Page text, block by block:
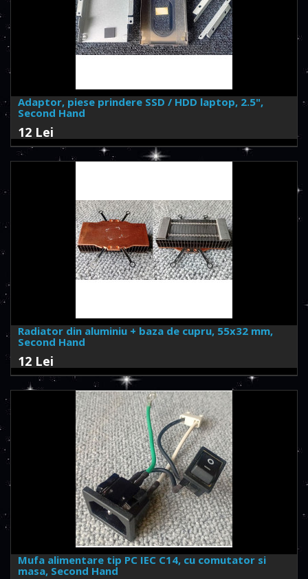
Adaptor, piese prindere SSD / HDD laptop, 2.5",
Second Hand
12 Lei
Radiator din aluminiu + baza de cupru, 55x32 mm,
Second Hand
12 Lei
Mufa alimentare tip PC IEC C14, cu comutator si
masa, Second Hand